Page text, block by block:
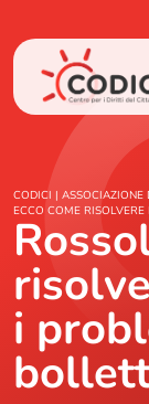
Chi
Cosa
Area
CODICI | ASSOCIAZIONE
ECCO COME
i